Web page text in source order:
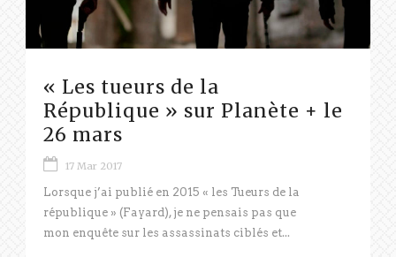
« Les tueurs de la
République » sur Planète + le
26 mars
17 Mar 2017
Lorsque j’ai publié en 2015 « les Tueurs de la
république » (Fayard), je ne pensais pas que
mon enquête sur les assassinats ciblés et...